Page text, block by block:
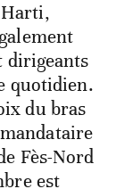
Harti,
dirigeants
quotidien.
du bras
Fès-Nord
est